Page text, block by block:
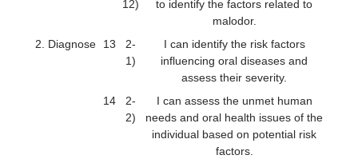
12)
to identify the factors related to
malodor.
2. Diagnose
13
2-
1)
I can identify the risk factors
influencing oral diseases and
assess their severity.
14
2-
2)
I can assess the unmet human
needs and oral health issues of the
individual based on potential risk
factors.